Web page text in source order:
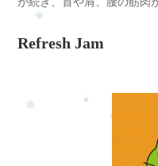
０．不眠・・・眠りが浅く
で軽減できます。・寝起き
し枕の高さやマットレス
が大切です。腰痛がある方
スが合うこともあります。
長時間見たり、寝る直前ま
ります。姿勢改善やこまめ
す。結論料理研究家は、調
作業、細かな作業の繰り返
くことも大きな要因です。
・試作や盛り付けで細かい
・締切や撮影で緊張状態が
胸を開く ・こまめに肩や
Refresh Jam